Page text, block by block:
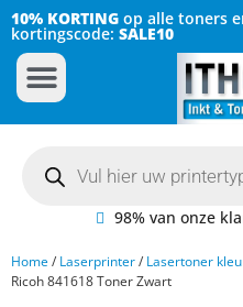
10% KORTING op alle toners
kortingscode: SALE10
98% van onze
Home/ Laserprinter/ Lasertoner
Ricoh 841618 Toner Zwart